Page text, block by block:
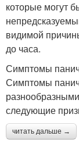
которые могут
видимой
до часа.
Симптомы
Симптомы
следующие
читать дальше →